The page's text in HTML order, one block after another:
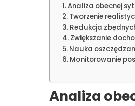
Analiza obecnej
Tworzenie
Redukcja
Zwiększanie
Nauka
Monitorowanie
Analiza